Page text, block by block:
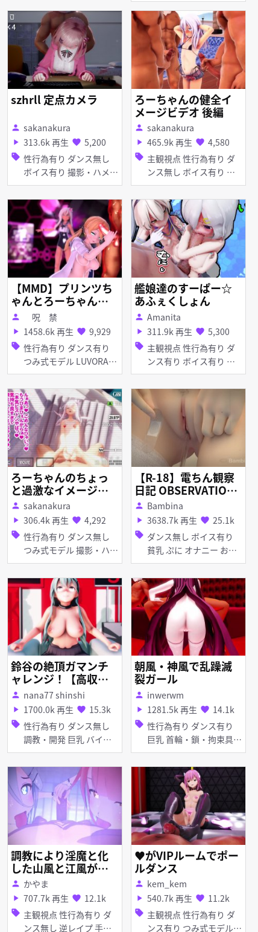
快楽堕ち 撮影・ハメ撮り
巨乳 パイズリ フェラ
乱交
szhrll 定点カメラ
person sakanakura
play_arrow 313.6k 再生 favorite 5,200
sell 性行為有り ダンス無し
ボイス有り 撮影・ハメ撮
り 巨乳
ろーちゃんの健全イ
メージビデオ 後編
person sakanakura
play_arrow 465.9k 再生 favorite 4,580
sell 主観視点 性行為有り ダ
ンス無し ボイス有り つ
み式モデル 撮影・ハメ撮
り 淫乱 痴女・ビッチ 日
焼け 貧乳 ぷに コスプレ
マイクロ水着 オナニー
手コキ フェラ
【MMD】プリンツち
ゃんとろーちゃんでL
UVORATORRRRRY!
person 呪 禁
play_arrow 1458.6k 再生 favorite 9,929
sell 性行為有り ダンス有り
つみ式モデル LUVORATO
RRRRRY! 巨乳 日焼け 貧
乳 ぷに 水着 足コキ 手コ
キ 乱交
艦娘達のすーぱー☆
あふぇくしょん
person Amanita
play_arrow 311.9k 再生 favorite 5,300
sell 主観視点 性行為有り ダ
ンス有り ボイス有り ハ
ーレム 日焼け 貧乳 ぷに
手コキ 巨乳 パイズリ フ
ェラ ぽんぷ長式モデル
つみ式モデル 乱交 バイ
ブ・ローター
ろーちゃんのちょっ
と過激なイメージビ
デオ
person sakanakura
play_arrow 306.4k 再生 favorite 4,292
sell 性行為有り ダンス無し
つみ式モデル 撮影・ハメ
撮り 日焼け 貧乳 ぷに バ
イブ・ローター
【R-18】電ちん観察
日記 OBSERVATION
DIARY
person Bambina
play_arrow 3638.7k 再生 favorite 25.1k
sell ダンス無し ボイス有り
貧乳 ぷに オナニー お漏
らし・潮吹き くぱぁ
鈴谷の絶頂ガマンチ
ャレンジ！【高収
入】
person nana77 shinshi
play_arrow 1700.0k 再生 favorite 15.3k
sell 性行為有り ダンス無し
調教・開発 巨乳 バイ
ブ・ローター 目隠し ア
ヘ顔 拘束 つみ式モデル
朝風・神風で乱躁滅
裂ガール
person inwerwm
play_arrow 1281.5k 再生 favorite 14.1k
sell 性行為有り ダンス有り
巨乳 首輪・鎖・拘束具
目隠し パイズリ フェラ
乱交 輪姦 ぽんぷ長式モ
調教により淫魔と化
した山風と江風が拘
束によりマグロと化
した提督を玩具にす
る
person かやま
play_arrow 707.7k 再生 favorite 12.1k
sell 主観視点 性行為有り ダ
ンス無し 逆レイプ 手コ
♥がVIPルームでポー
ルダンス
person kem_kem
play_arrow 540.7k 再生 favorite 11.2k
sell 主観視点 性行為有り ダ
ンス有り つみ式モデル